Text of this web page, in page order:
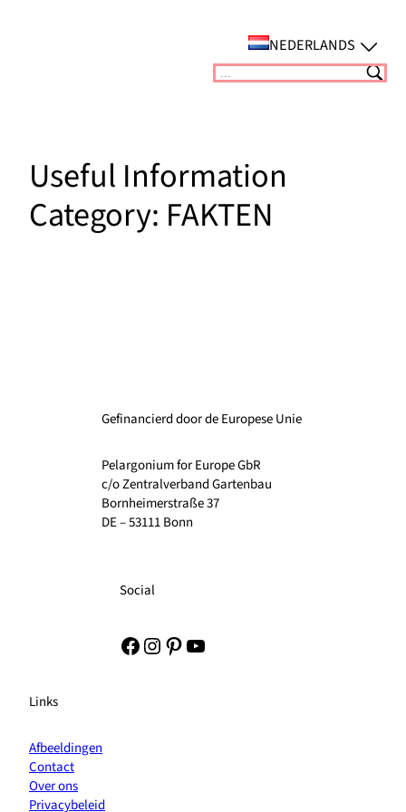
NEDERLANDS
Suchen
Useful Information
Category: FAKTEN
Gefinancierd door de Europese Unie
Pelargonium for Europe GbR
c/o Zentralverband Gartenbau
Bornheimerstraße 37
DE – 53111 Bonn
Social
Facebook
Instagram
Pinterest
YouTube
Links
Afbeeldingen
Contact
Over ons
Privacybeleid